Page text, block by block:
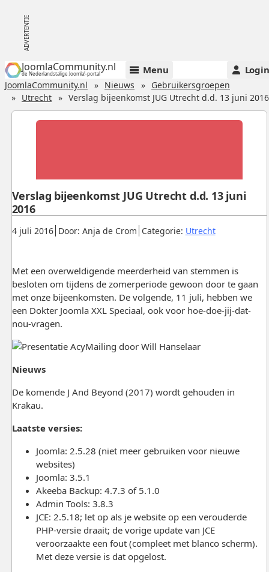
JoomlaCommunity.nl
de Nederlandstalige Joomla!-portal Menu Login
JoomlaCommunity.nl Nieuws
Gebruikersgroepen
Utrecht
Verslag bijeenkomst JUG Utrecht d.d. 13 juni 2016
Gepubliceerd:
4 juli 2016. Door: Anja de Crom. Categorie: Utrecht.
Verslag bijeenkomst JUG Utrecht d.d. 13 juni
2016
Met een overweldigende meerderheid van stemmen is
besloten om tijdens de zomerperiode gewoon door te gaan
met onze bijeenkomsten. De volgende, 11 juli, hebben we
een Dokter Joomla XXL Speciaal, ook voor hoe-doe-jij-dat-
nou-vragen.
Nieuws
De komende J And Beyond (2017) wordt gehouden in
Krakau.
Laatste versies:
Joomla: 2.5.28 (niet meer gebruiken voor nieuwe
websites)
Joomla: 3.5.1
Akeeba Backup: 4.7.3 of 5.1.0
Admin Tools: 3.8.3
JCE: 2.5.18; let op als je website op een verouderde
PHP-versie draait; de vorige update van JCE
veroorzaakte een fout (compleet met blanco scherm).
Met deze versie is dat opgelost.